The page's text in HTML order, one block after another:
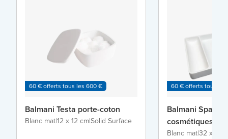
60 € offerts tous les 600 €
Balmani Testa porte-coton
Blanc mat|12 x 12 cm|Solid Surface
60 € offerts tous
Balmani Spazio
cosmétiques
Blanc mat|32 x 22